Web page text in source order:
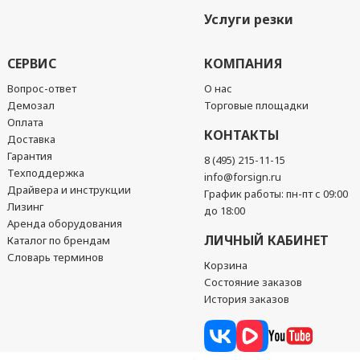
Услуги резки
СЕРВИС
Вопрос-ответ
Демозал
Оплата
Доставка
Гарантия
Техподдержка
Драйвера и инструкции
Лизинг
Аренда оборудования
Каталог по брендам
Словарь терминов
КОМПАНИЯ
О нас
Торговые площадки
КОНТАКТЫ
8 (495) 215-11-15
info@forsign.ru
График работы: пн-пт с 09:00
до 18:00
ЛИЧНЫЙ КАБИНЕТ
Корзина
Состояние заказов
История заказов